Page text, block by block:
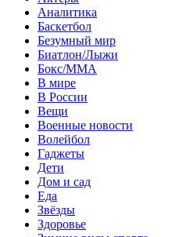
Аналитика
Баскетбол
Безумный мир
Биатлон/Лыжи
Бокс/MMA
В мире
В России
Вещи
Военные новости
Волейбол
Гаджеты
Дети
Дом и сад
Еда
Звёзды
Здоровье